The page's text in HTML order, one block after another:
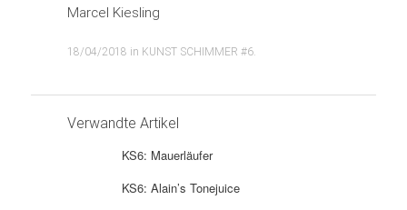
Marcel Kiesling
18/04/2018 in KUNST SCHIMMER #6.
Verwandte Artikel
KS6: Mauerläufer
KS6: Alain’s Tonejuice